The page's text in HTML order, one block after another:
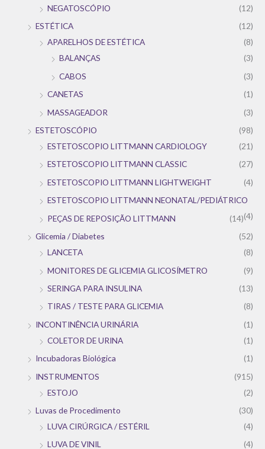
NEGATOSCÓPIO
(12)
ESTÉTICA
(12)
APARELHOS DE ESTÉTICA
(8)
BALANÇAS
(3)
CABOS
(3)
CANETAS
(1)
MASSAGEADOR
(3)
ESTETOSCÓPIO
(98)
ESTETOSCOPIO LITTMANN CARDIOLOGY
(21)
ESTETOSCOPIO LITTMANN CLASSIC
(27)
ESTETOSCOPIO LITTMANN LIGHTWEIGHT
(4)
ESTETOSCOPIO LITTMANN NEONATAL/PEDIÁTRICO
(4)
PEÇAS DE REPOSIÇÃO LITTMANN
(14)
Glicemia / Diabetes
(52)
LANCETA
(8)
MONITORES DE GLICEMIA GLICOSÍMETRO
(9)
SERINGA PARA INSULINA
(13)
TIRAS / TESTE PARA GLICEMIA
(8)
INCONTINÊNCIA URINÁRIA
(1)
COLETOR DE URINA
(1)
Incubadoras Biológica
(1)
INSTRUMENTOS
(915)
ESTOJO
(2)
Luvas de Procedimento
(30)
LUVA CIRÚRGICA / ESTÉRIL
(4)
LUVA DE VINIL
(4)